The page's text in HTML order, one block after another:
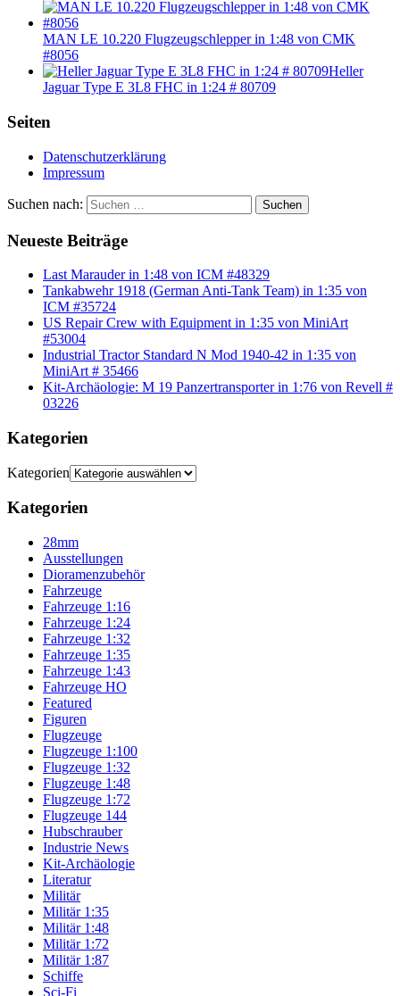
MAN LE 10.220 Flugzeugschlepper in 1:48 von CMK
#8056
Heller
Jaguar Type E 3L8 FHC in 1:24 # 80709
Seiten
Datenschutzerklärung
Impressum
Suchen nach: Suchen
Neueste Beiträge
Last Marauder in 1:48 von ICM #48329
Tankabwehr 1918 (German Anti-Tank Team) in 1:35 von
ICM #35724
US Repair Crew with Equipment in 1:35 von MiniArt
#53004
Industrial Tractor Standard N Mod 1940-42 in 1:35 von
MiniArt # 35466
Kit-Archäologie: M 19 Panzertransporter in 1:76 von Revell #
03226
Kategorien
Kategorien
Kategorien
28mm
Ausstellungen
Dioramenzubehör
Fahrzeuge
Fahrzeuge 1:16
Fahrzeuge 1:24
Fahrzeuge 1:32
Fahrzeuge 1:35
Fahrzeuge 1:43
Fahrzeuge HO
Featured
Figuren
Flugzeuge
Flugzeuge 1:100
Flugzeuge 1:32
Flugzeuge 1:48
Flugzeuge 1:72
Flugzeuge 144
Hubschrauber
Industrie News
Kit-Archäologie
Literatur
Militär
Militär 1:35
Militär 1:48
Militär 1:72
Militär 1:87
Schiffe
Sci-Fi